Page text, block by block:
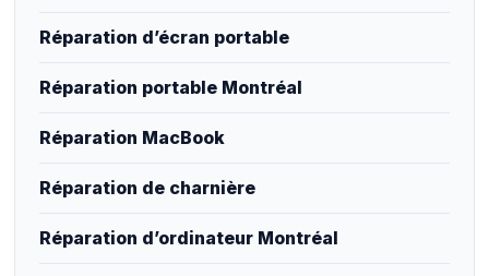
Réparation d’écran portable
Réparation portable Montréal
Réparation MacBook
Réparation de charnière
Réparation d’ordinateur Montréal